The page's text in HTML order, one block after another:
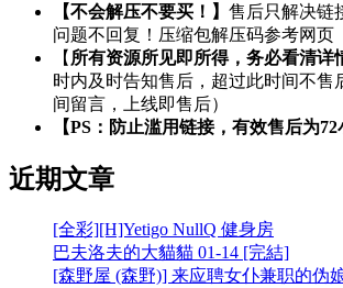
【不会解压不要买！】 售后只解决链
问题不回复！压缩包解压码参考网页
【 所有资源所见即所得，务必看清详
时内及时告知售后，超过此时间不售
间留言，上线即售后）
【PS：防止滥用链接，有效售后为72
近期文章
[全彩][H]Yetigo NullQ 健身房
巴夫洛夫的大貓貓 01-14 [完結]
[森野屋 (森野)] 来应聘女仆兼职的伪